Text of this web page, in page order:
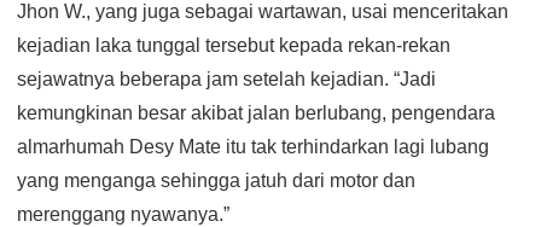
Jhon W., yang juga sebagai wartawan, usai menceritakan
kejadian laka tunggal tersebut kepada rekan-rekan
sejawatnya beberapa jam setelah kejadian. “Jadi
kemungkinan besar akibat jalan berlubang, pengendara
almarhumah Desy Mate itu tak terhindarkan lagi lubang
yang menganga sehingga jatuh dari motor dan
merenggang nyawanya.”